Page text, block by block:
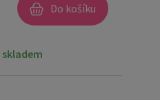
Do košíku
skladem